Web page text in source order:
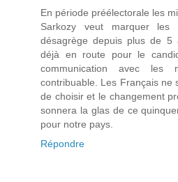
En période préélectorale les
Sarkozy veut marquer
désagrège depuis plus de 5
déjà en route pour le
communication avec les
contribuable. Les Français ne
de choisir et le changement
sonnera la glas de ce
pour notre pays.
Répondre